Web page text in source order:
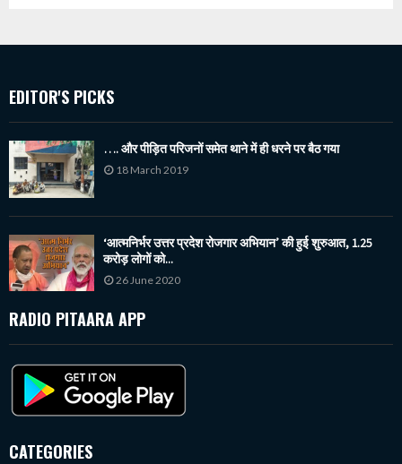
EDITOR'S PICKS
…. और पीड़ित परिजनों समेत थाने में ही धरने पर बैठ गया
18 March 2019
‘आत्मनिर्भर उत्तर प्रदेश रोजगार अभियान’ की हुई शुरुआत, 1.25
करोड़ लोगों को...
26 June 2020
RADIO PITAARA APP
CATEGORIES